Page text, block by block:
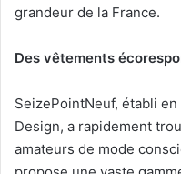
grandeur de la France.
Des vêtements
SeizePointNeuf, établi
Design, a rapidement
amateurs de mode